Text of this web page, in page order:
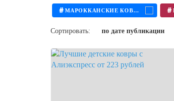
# МАРОККАНСКИЕ КОВРЫ #
Сортировать: по дате публикации